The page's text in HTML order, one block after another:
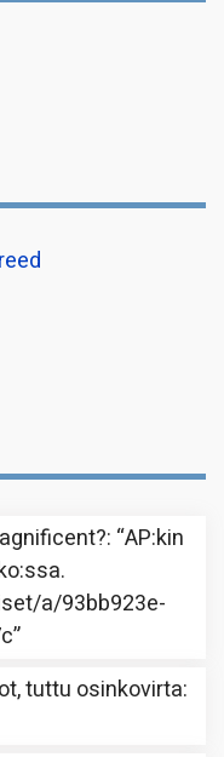
: “AP:kin
a/93bb923e-
”
tuttu osinkovirta: